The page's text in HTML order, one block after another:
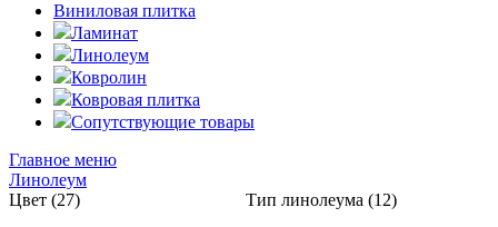
Виниловая плитка
Ламинат
Линолеум
Ковролин
Ковровая плитка
Сопутствующие товары
Главное меню
Линолеум
Цвет (27)
Тип линолеума (12)